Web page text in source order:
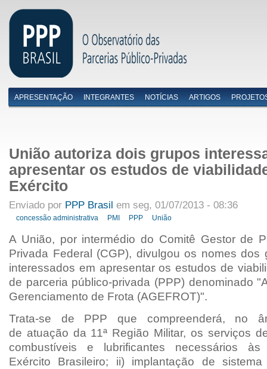
Menu primário
APRESENTAÇÃO INTEGRANTES NOTÍCIAS ARTIGOS
União autoriza dois grupos
apresentar os estudos de
Exército
Enviado por PPP Brasil em seg, 01/07/2013 - 08:36
concessão administrativa PMI PPP União
A União, por intermédio do Comitê Gestor de
Privada Federal (CGP), divulgou os nomes dos
interessados em apresentar os estudos de
de parceria público-privada (PPP) denominado "
Gerenciamento de Frota (AGEFROT)".
Trata-se de PPP que compreenderá, no
de atuação da 11ª Região Militar, os serviços
combustíveis e lubrificantes necessários
Exército Brasileiro; ii) implantação de